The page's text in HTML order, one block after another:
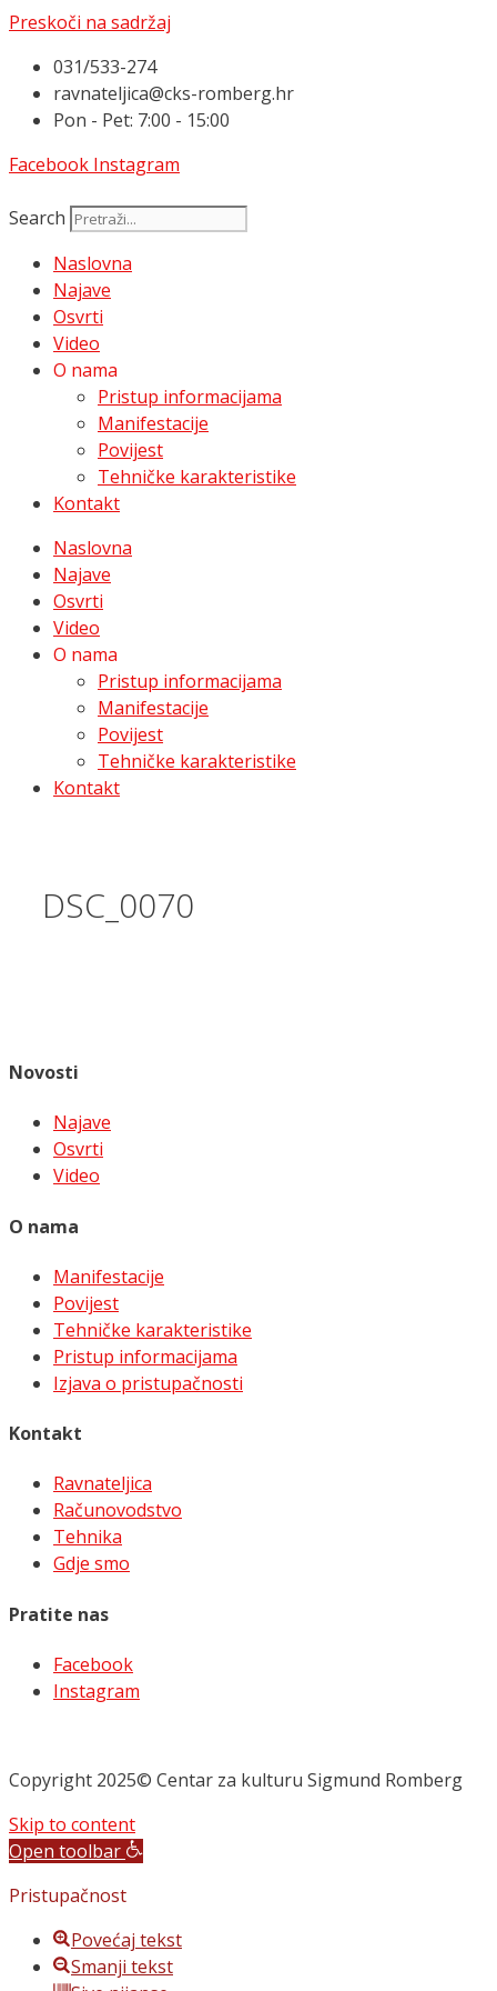
Preskoči na sadržaj
031/533-274
ravnateljica@cks-romberg.hr
Pon - Pet: 7:00 - 15:00
Facebook Instagram
Search
Naslovna
Najave
Osvrti
Video
O nama
Pristup informacijama
Manifestacije
Povijest
Tehničke karakteristike
Kontakt
Naslovna
Najave
Osvrti
Video
O nama
Pristup informacijama
Manifestacije
Povijest
Tehničke karakteristike
Kontakt
DSC_0070
Novosti
Najave
Osvrti
Video
O nama
Manifestacije
Povijest
Tehničke karakteristike
Pristup informacijama
Izjava o pristupačnosti
Kontakt
Ravnateljica
Računovodstvo
Tehnika
Gdje smo
Pratite nas
Facebook
Instagram
Copyright 2025© Centar za kulturu Sigmund Romberg
Skip to content
Open toolbar
Pristupačnost
Povećaj tekst
Smanji tekst